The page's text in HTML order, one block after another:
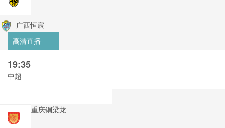
广西恒宸
高清直播
19:35
中超
重庆铜梁龙